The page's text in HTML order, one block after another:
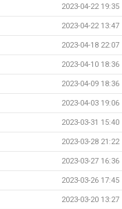
2023-04-22 19:35
2023-04-22 13:47
2023-04-18 22:07
2023-04-10 18:36
2023-04-09 18:36
2023-04-03 19:06
2023-03-31 15:40
2023-03-28 21:22
2023-03-27 16:36
2023-03-26 17:45
2023-03-20 13:27